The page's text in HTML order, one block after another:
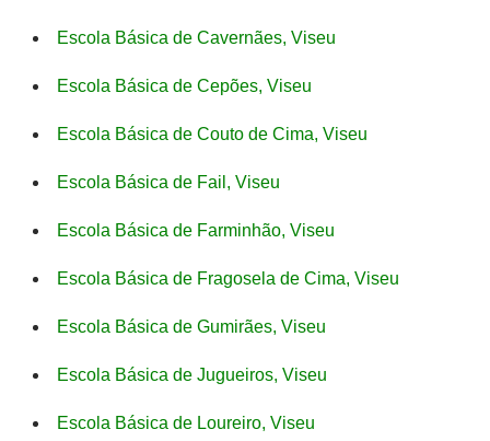
Escola Básica de Cavernães, Viseu
Escola Básica de Cepões, Viseu
Escola Básica de Couto de Cima, Viseu
Escola Básica de Fail, Viseu
Escola Básica de Farminhão, Viseu
Escola Básica de Fragosela de Cima, Viseu
Escola Básica de Gumirães, Viseu
Escola Básica de Jugueiros, Viseu
Escola Básica de Loureiro, Viseu